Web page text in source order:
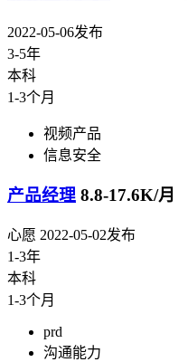
2022-05-06发布
3-5年
本科
1-3个月
视频产品
信息安全
产品经理 8.8-17.6K/月
心愿 2022-05-02发布
1-3年
本科
1-3个月
prd
沟通能力